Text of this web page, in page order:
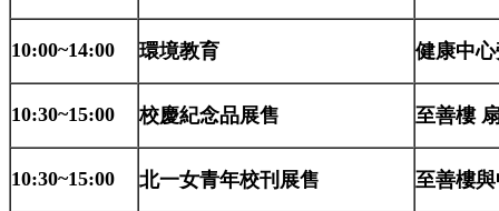
10:00~14:00 環境教育 健康中
10:30~15:00 校慶紀念品展售 至善樓
10:30~15:00 北一女青年校刊展售 至善樓